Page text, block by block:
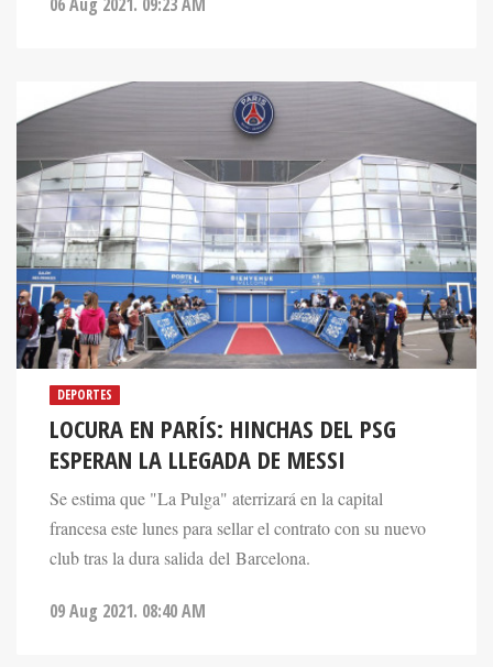
DEPORTES
LOCURA EN PARÍS: HINCHAS DEL PSG
ESPERAN LA LLEGADA DE MESSI
Se estima que "La Pulga" aterrizará en la capital
francesa este lunes para sellar el contrato con su nuevo
club tras la dura salida del Barcelona.
09 Aug 2021. 08:40 AM